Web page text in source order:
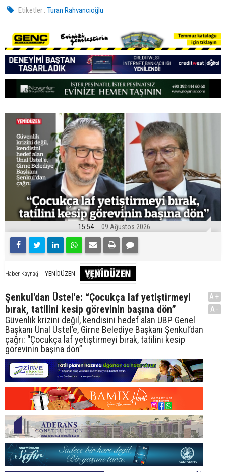
Etiketler : Turan Rahvancıoğlu
15:54 09 Ağustos 2026
Haber Kaynağı YENİDÜZEN
Şenkul'dan Üstel'e: “Çocukça laf yetiştirmeyi
bırak, tatilini kesip görevinin başına dön”
Güvenlik krizini değil, kendisini hedef alan UBP Genel
Başkanı Ünal Üstel’e, Girne Belediye Başkanı Şenkul’dan
çağrı: “Çocukça laf yetiştirmeyi bırak, tatilini kesip
görevinin başına dön”
A+
A-